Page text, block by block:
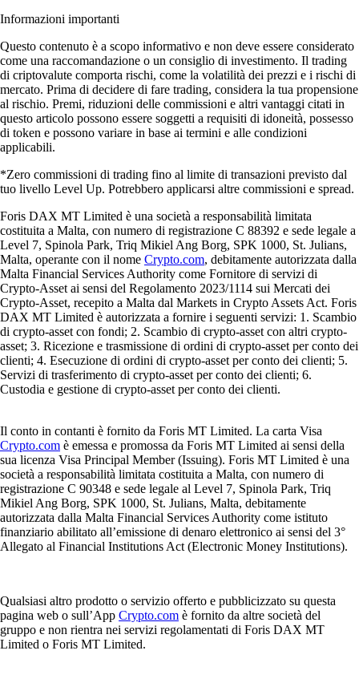
Informazioni importanti
Questo contenuto è a scopo informativo e non deve essere considerato
come una raccomandazione o un consiglio di investimento. Il trading
di criptovalute comporta rischi, come la volatilità dei prezzi e i rischi di
mercato. Prima di decidere di fare trading, considera la tua propensione
al rischio. Premi, riduzioni delle commissioni e altri vantaggi citati in
questo articolo possono essere soggetti a requisiti di idoneità, possesso
di token e possono variare in base ai termini e alle condizioni
applicabili.
*Zero commissioni di trading fino al limite di transazioni previsto dal
tuo livello Level Up. Potrebbero applicarsi altre commissioni e spread.
Foris DAX MT Limited è una società a responsabilità limitata
costituita a Malta, con numero di registrazione C 88392 e sede legale a
Level 7, Spinola Park, Triq Mikiel Ang Borg, SPK 1000, St. Julians,
Malta, operante con il nome Crypto.com, debitamente autorizzata dalla
Malta Financial Services Authority come Fornitore di servizi di
Crypto-Asset ai sensi del Regolamento 2023/1114 sui Mercati dei
Crypto-Asset, recepito a Malta dal Markets in Crypto Assets Act. Foris
DAX MT Limited è autorizzata a fornire i seguenti servizi: 1. Scambio
di crypto-asset con fondi; 2. Scambio di crypto-asset con altri crypto-
asset; 3. Ricezione e trasmissione di ordini di crypto-asset per conto dei
clienti; 4. Esecuzione di ordini di crypto-asset per conto dei clienti; 5.
Servizi di trasferimento di crypto-asset per conto dei clienti; 6.
Custodia e gestione di crypto-asset per conto dei clienti.
Il conto in contanti è fornito da Foris MT Limited. La carta Visa
Crypto.com è emessa e promossa da Foris MT Limited ai sensi della
sua licenza Visa Principal Member (Issuing). Foris MT Limited è una
società a responsabilità limitata costituita a Malta, con numero di
registrazione C 90348 e sede legale al Level 7, Spinola Park, Triq
Mikiel Ang Borg, SPK 1000, St. Julians, Malta, debitamente
autorizzata dalla Malta Financial Services Authority come istituto
finanziario abilitato all’emissione di denaro elettronico ai sensi del 3°
Allegato al Financial Institutions Act (Electronic Money Institutions).
Qualsiasi altro prodotto o servizio offerto e pubblicizzato su questa
pagina web o sull’App Crypto.com è fornito da altre società del
gruppo e non rientra nei servizi regolamentati di Foris DAX MT
Limited o Foris MT Limited.